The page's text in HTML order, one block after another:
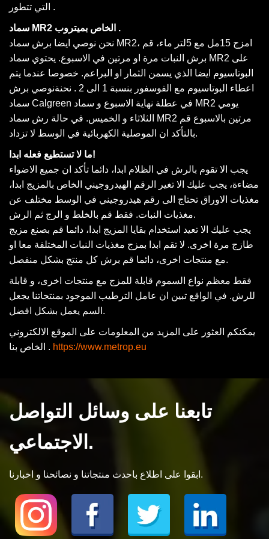
التي تتطور .
سماد MR2 الخاص بميتروب .
نحن نوصي ايضا برش سماد MR2، امزج 15مل مع 5لتر ماء، قم
برش النبات مرة او مرتين في الاسبوع. يحتوي سماد MR2 على
البوتاسيوم ايضا الذي يسمن الثمار او البراعم. خصوصا عندما يتم
اعطاء البوتاسيوم مع الفوسفور بنسبة 1 الى 2 . نحنةنوصي برش
سماد Calgreen في عطلة نهاية الاسبوع و سماد MR2 يومي
الثلاثاء و الخميس. في حالة رش سماد MR2 مرتين بالاسبوع قم
بالتأكد ان الموصلية الكهربائية في الوسط لا تزداد.
ما لا تستطيع فعله ابدا!
يجب الا تقوم بالرش في الظلام ابدا، دائما تأكد ان جميع الاضواء
مضاءة، يجب عليك الا تغير الرقم الهيدروجيني الخاص بالمزيج ابدا،
مغذيات الاوراق تحتاج الى رقم هيدروجيني في الوسط مختلف عن
مغذيات النبات. فقط قم بالخلط و الرج ثم الرش.
يجب عليك الا تعيد استخدام بقايا المزيج ابدا، دائما قم بصنع مزيج
طازج مرة اخرى. لا تقم ابدا بمزج مغذيات النبات المختلفة معا او
مع منتجات اخرى، دائما قم برش كل منتج بشكل منفصل.
فقط معظم نواع السموم قابلة للمزج مع منتجات اخرى، و قابلة
للرش. في الواقع تبين ان عامل الترطيب الموجود بمنتجاتنا يجعل
السم يعمل بشكل افضل.
يمكنكم العثور على المزيد من المعلومات على الموقع الالكتروني
الخاص بنا . https://www.metrop.eu
تابعنا على وسائل التواصل
الاجتماعي.
ابقوا على اطلاع باحدث منتجاتنا و نصائحنا و اخبارنا.